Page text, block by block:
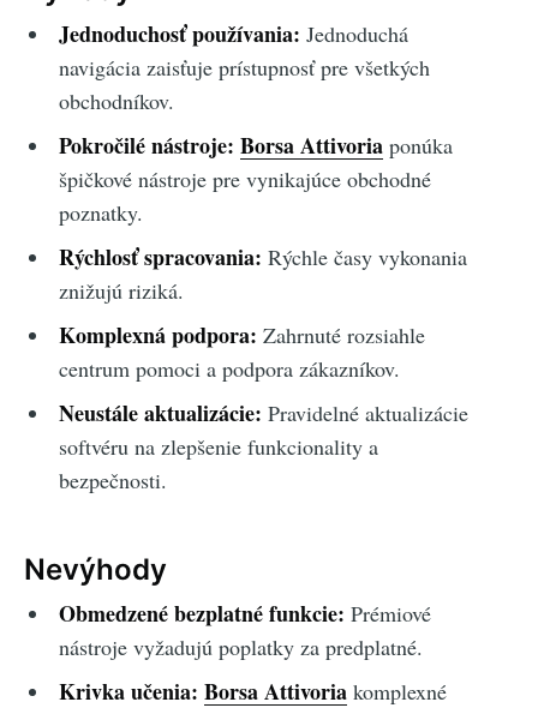
Jednoduchosť používania: Jednoduchá
navigácia zaisťuje prístupnosť pre všetkých
obchodníkov.
Pokročilé nástroje: Borsa Attivoriaponúka
špičkové nástroje pre vynikajúce obchodné
poznatky.
Rýchlosť spracovania: Rýchle časy vykonania
znižujú riziká.
Komplexná podpora: Zahrnuté rozsiahle
centrum pomoci a podpora zákazníkov.
Neustále aktualizácie: Pravidelné aktualizácie
softvéru na zlepšenie funkcionality a
bezpečnosti.
Nevýhody
Obmedzené bezplatné funkcie: Prémiové
nástroje vyžadujú poplatky za predplatné.
Krivka učenia: Borsa Attivoriakomplexné